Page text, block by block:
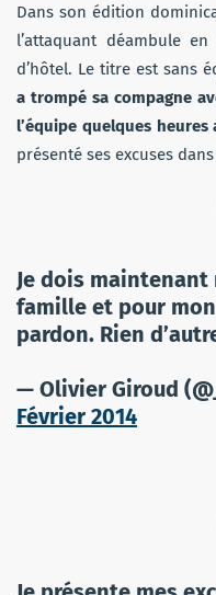
Dans son édition
l’attaquant déambule
d’hôtel. Le titre est sans
a trompé sa compagne
l’équipe quelques
présenté ses excuses
Je dois
famille et pour
pardon. Rien
— Olivier Giroud
Février 2014